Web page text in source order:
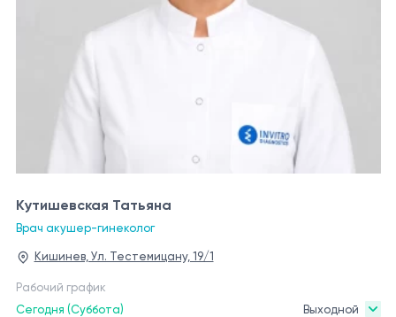
Кутишевская Татьяна
Врач акушер-гинеколог
Кишинев, Ул. Тестемицану, 19/1
Рабочий график
Сегодня (Суббота)
Выходной